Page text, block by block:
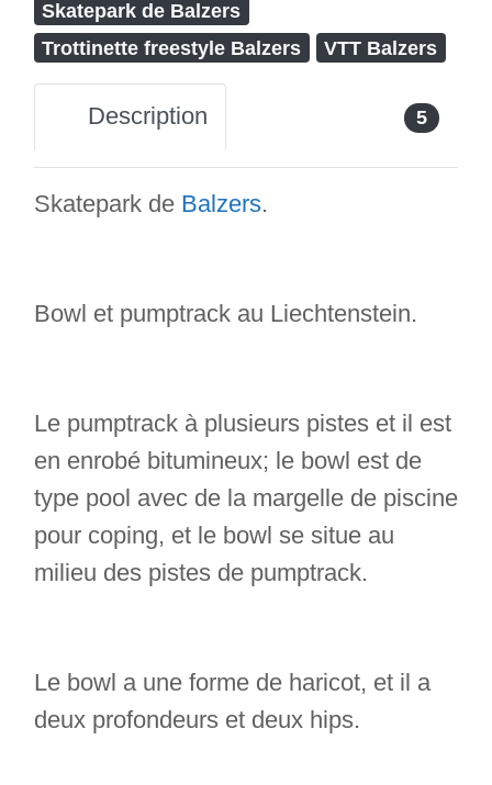
Skatepark de Balzers
Trottinette freestyle Balzers
VTT Balzers
Description 5
Skatepark de Balzers.
Bowl et pumptrack au Liechtenstein.
Le pumptrack à plusieurs pistes et il est
en enrobé bitumineux; le bowl est de
type pool avec de la margelle de piscine
pour coping, et le bowl se situe au
milieu des pistes de pumptrack.
Le bowl a une forme de haricot, et il a
deux profondeurs et deux hips.